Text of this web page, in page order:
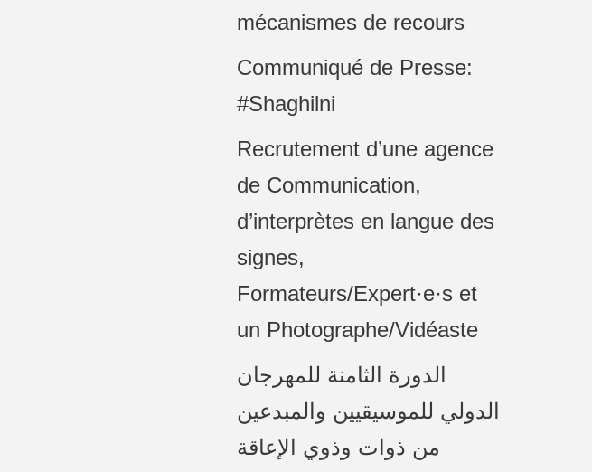
mécanismes de recours
Communiqué de Presse:
#Shaghilni
Recrutement d’une agence
de Communication,
d’interprètes en langue des
signes,
Formateurs/Expert·e·s et
un Photographe/Vidéaste
الدورة الثامنة للمهرجان
الدولي للموسيقيين والمبدعين
من ذوات وذوي الإعاقة